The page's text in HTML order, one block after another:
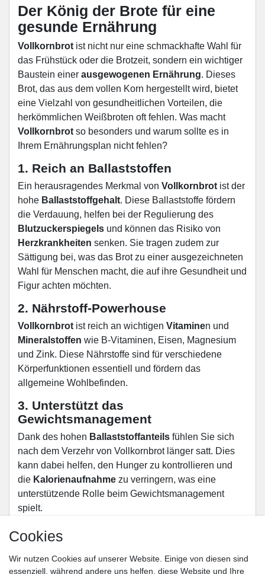
Der König der Brote für eine
gesunde Ernährung
Vollkornbrot ist nicht nur eine schmackhafte Wahl für
das Frühstück oder die Brotzeit, sondern ein wichtiger
Baustein einer ausgewogenen Ernährung. Dieses
Brot, das aus dem vollen Korn hergestellt wird, bietet
eine Vielzahl von gesundheitlichen Vorteilen, die
herkömmlichen Weißbroten oft fehlen. Was macht
Vollkornbrot so besonders und warum sollte es in
Ihrem Ernährungsplan nicht fehlen?
1. Reich an Ballaststoffen
Ein herausragendes Merkmal von Vollkornbrot ist der
hohe Ballaststoffgehalt. Diese Ballaststoffe fördern
die Verdauung, helfen bei der Regulierung des
Blutzuckerspiegels und können das Risiko von
Herzkrankheiten senken. Sie tragen zudem zur
Sättigung bei, was das Brot zu einer ausgezeichneten
Wahl für Menschen macht, die auf ihre Gesundheit und
Figur achten möchten.
2. Nährstoff-Powerhouse
Vollkornbrot ist reich an wichtigen Vitaminen und
Mineralstoffen wie B-Vitaminen, Eisen, Magnesium
und Zink. Diese Nährstoffe sind für verschiedene
Körperfunktionen essentiell und fördern das
allgemeine Wohlbefinden.
3. Unterstützt das
Gewichtsmanagement
Dank des hohen Ballaststoffanteils fühlen Sie sich
nach dem Verzehr von Vollkornbrot länger satt. Dies
kann dabei helfen, den Hunger zu kontrollieren und
die Kalorienaufnahme zu verringern, was eine
unterstützende Rolle beim Gewichtsmanagement
spielt.
4. Natürlicher Geschmack
Vollkornbrotist für viele Brotliebhaber unschlagbar.
Cookies
Wir nutzen Cookies auf unserer Website. Einige von diesen sind
essenziell, während andere uns helfen, diese Website und Ihre